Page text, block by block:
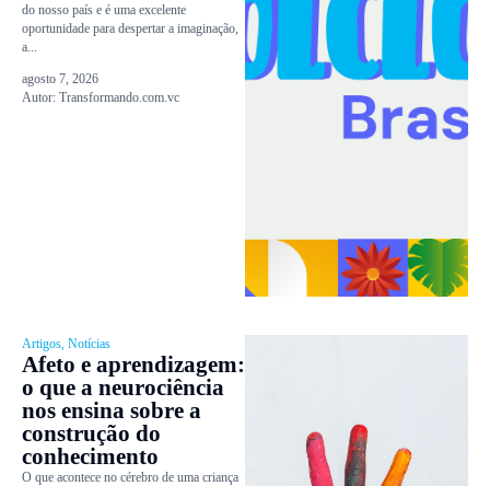
do nosso país e é uma excelente
oportunidade para despertar a imaginação,
a...
agosto 7, 2026
Autor: Transformando.com.vc
Artigos, Notícias
Afeto e aprendizagem:
o que a neurociência
nos ensina sobre a
construção do
conhecimento
O que acontece no cérebro de uma criança